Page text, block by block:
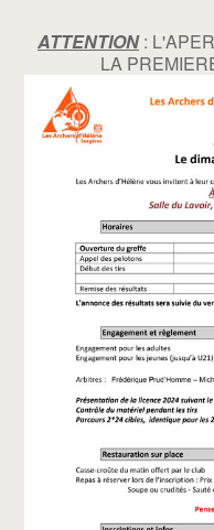
ATTENTION:
LA